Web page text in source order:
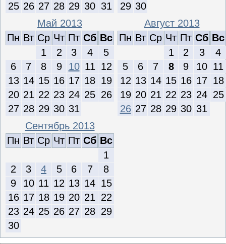
25 26 27 28 29 30 31
29 30
Май 2013
Пн Вт Ср Чт Пт Сб Вс
1
2 3 4
5
6
7 8 9 10 11 12
13 14 15 16 17 18 19
20 21 22 23 24 25 26
27 28 29 30 31
Август 2013
Пн Вт Ср Чт Пт Сб Вс
1
2 3
4
5
6 7 8 9 10 11
12 13 14 15 16 17 18
19 20 21 22 23 24 25
26 27 28 29 30 31
Сентябрь 2013
Пн Вт Ср Чт Пт Сб Вс
1
2
3 4 5 6 7
8
9
10 11 12 13 14 15
16 17 18 19 20 21 22
23 24 25 26 27 28 29
30